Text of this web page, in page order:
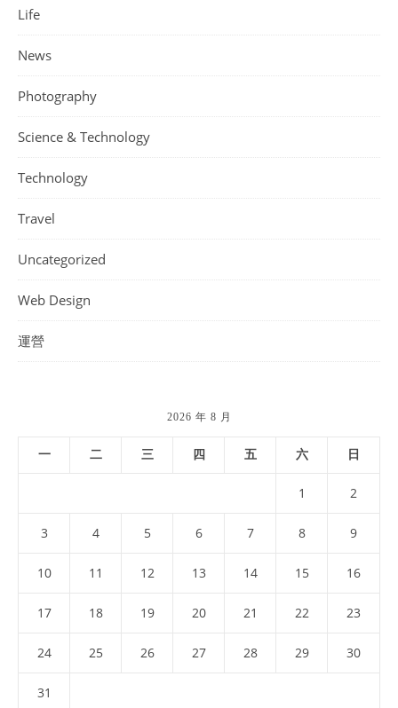
Life
News
Photography
Science & Technology
Technology
Travel
Uncategorized
Web Design
運營
2026 年 8 月
一 二 三 四 五 六 日
1 2
3 4 5 6 7 8 9
10 11 12 13 14 15 16
17 18 19 20 21 22 23
24 25 26 27 28 29 30
31